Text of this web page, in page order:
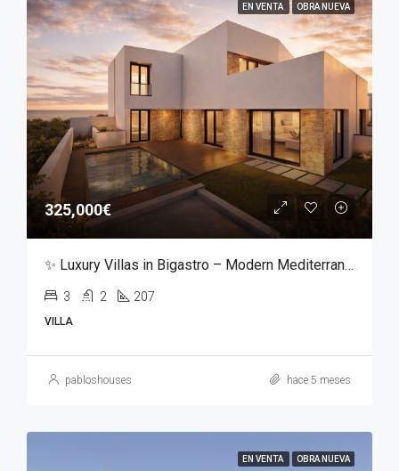
EN VENTA OBRA NUEVA
325,000€
✨ Luxury Villas in Bigastro – Modern Mediterranean Living ✨
3 2 207
VILLA
pabloshouses hace 5 meses
EN VENTA OBRA NUEVA